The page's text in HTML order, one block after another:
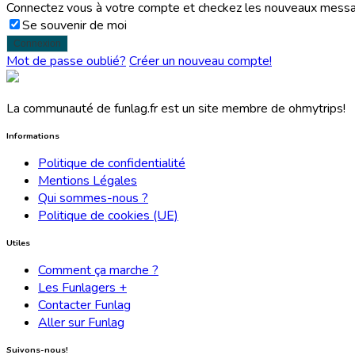
Connectez vous à votre compte et checkez les nouveaux
Se souvenir de moi
Mot de passe oublié? Créer un nouveau compte!
La communauté de funlag.fr est un site membre de ohmytrips!
Informations
Politique de confidentialité
Mentions Légales
Qui sommes-nous ?
Politique de cookies (UE)
Utiles
Comment ça marche ?
Les Funlagers +
Contacter Funlag
Aller sur Funlag
Suivons-nous!